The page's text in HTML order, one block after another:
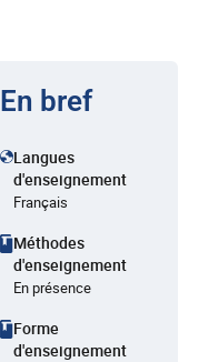
En bref
Langues
d'enseignement
Français
Méthodes
d'enseignement
En présence
Forme
d'enseignement